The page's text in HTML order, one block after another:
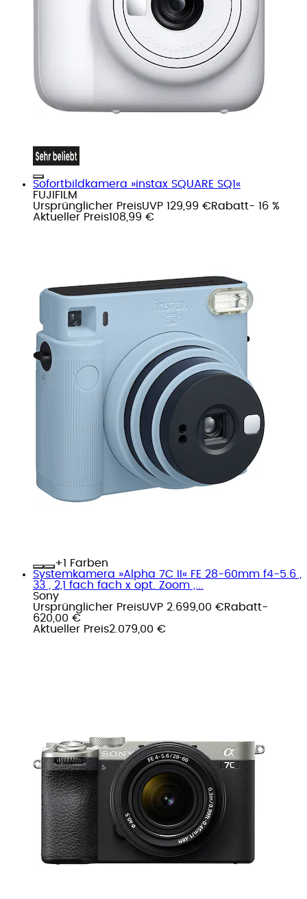
Sofortbildkamera »instax SQUARE SQ1«
FUJIFILM
Ursprünglicher PreisUVP 129,99 €Rabatt- 16 %
Aktueller Preis108,99 €
+
Farben
Systemkamera »Alpha 7C II« FE 28-60mm f4-5.6 ,
33 , 2,1 fach fach x opt. Zoom ,...
Sony
Ursprünglicher PreisUVP 2.699,00 €Rabatt-
620,00 €
Aktueller Preis2.079,00 €